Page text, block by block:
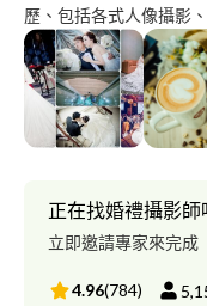
歷、包括各式人像攝影
經驗，擁有完整的攝影經歷 WORK EXPERIENCE 攝影
影燈光師 ★ 婚紗攝影
師 ​★ 專業攝影課程講師 ★ 婚紗公司 攝影師  ★ 婚紗攝影
攝影師 ★ 網路購物中心 特約商品攝影師  ★ 攝影外拍團 特約
講師 ★ 大學社團 外
雄婚慶文化協會 服務的團隊擁有多位攝影師與造型師 同樣具有高
度的服務熱忱與現場經
直接預約前來我們的工作室參
使皇后攝影造型團隊)
正在找婚禮攝影師
立即邀請專家來完成
4.96(784)